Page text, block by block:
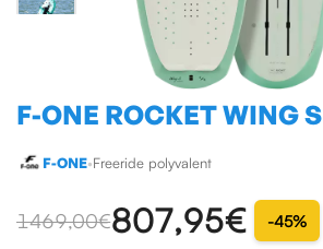
F-ONE ROCKET WING S
F-ONE•Freeride polyvalent
1469,00 €807,95 € -45%